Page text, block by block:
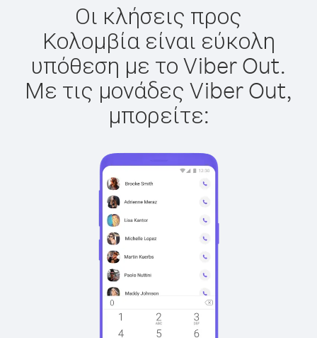
Οι κλήσεις προς
Κολομβία είναι εύκολη
υπόθεση με το Viber Out.
Με τις μονάδες Viber Out,
μπορείτε: